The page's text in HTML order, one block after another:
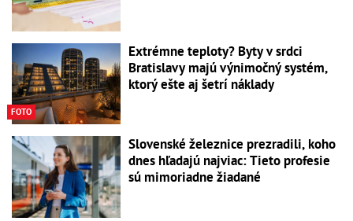
FOTO
Extrémne teploty? Byty v srdci
Bratislavy majú výnimočný systém,
ktorý ešte aj šetrí náklady
Slovenské železnice prezradili, koho
dnes hľadajú najviac: Tieto profesie
sú mimoriadne žiadané